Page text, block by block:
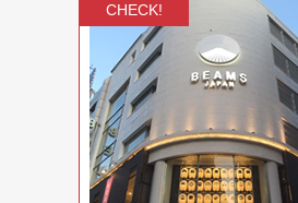
CHECK!